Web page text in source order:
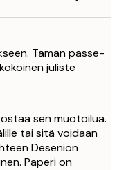
Tämän passe-
juliste
sen muotoilua.
tai sitä voidaan
Desenion
Paperi on